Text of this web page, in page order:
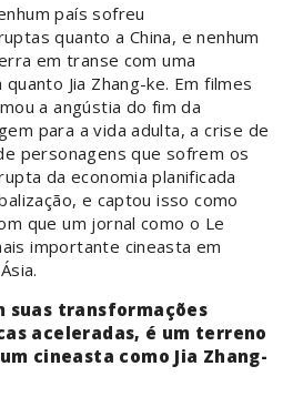
país sofreu
quanto a China, e nenhum
em transe com uma
Jia Zhang-ke. Em filmes
a angústia do fim da
para a vida adulta, a crise de
personagens que sofrem os
da economia planificada
e captou isso como
que um jornal como o Le
importante cineasta em
suas transformações
aceleradas, é um terreno
cineasta como Jia Zhang-